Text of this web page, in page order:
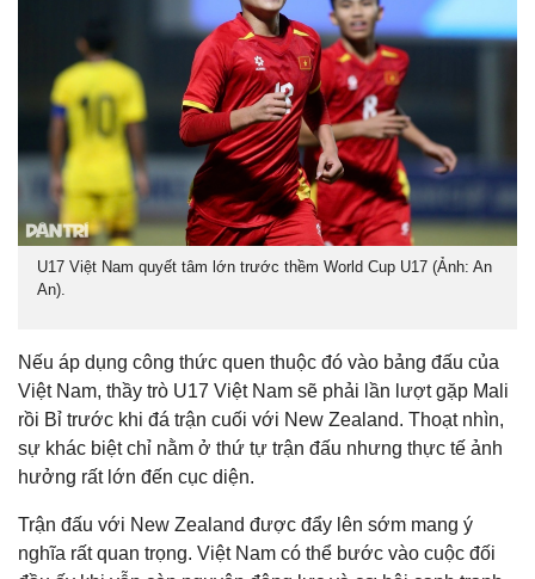
U17 Việt Nam quyết tâm lớn trước thềm World Cup U17 (Ảnh: An
An).
Nếu áp dụng công thức quen thuộc đó vào bảng đấu của
Việt Nam, thầy trò U17 Việt Nam sẽ phải lần lượt gặp Mali
rồi Bỉ trước khi đá trận cuối với New Zealand. Thoạt nhìn,
sự khác biệt chỉ nằm ở thứ tự trận đấu nhưng thực tế ảnh
hưởng rất lớn đến cục diện.
Trận đấu với New Zealand được đẩy lên sớm mang ý
nghĩa rất quan trọng. Việt Nam có thể bước vào cuộc đối